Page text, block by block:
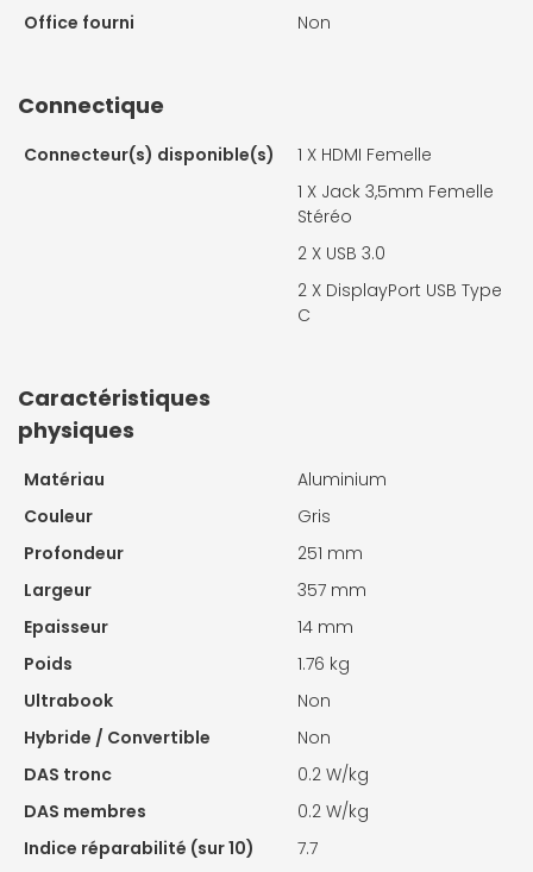
Office fourni
Non
Connectique
Connecteur(s) disponible(s) 1 X HDMI Femelle
1 X Jack 3,5mm Femelle
Stéréo
2 X USB 3.0
2 X DisplayPort USB Type
C
Caractéristiques
physiques
Matériau
Aluminium
Couleur
Gris
Profondeur
251 mm
Largeur
357 mm
Epaisseur
14 mm
Poids
1.76 kg
Ultrabook
Non
Hybride / Convertible
Non
DAS tronc
0.2 W/kg
DAS membres
0.2 W/kg
Indice réparabilité (sur 10)
7.7